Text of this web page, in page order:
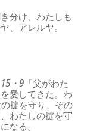
分け、わたしも
、アレルヤ。
15・9 「父がわた
愛してきた。わ
掟を守り、その
わたしの掟を守
なる。